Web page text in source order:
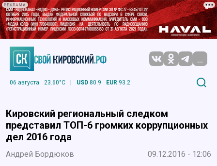
РЕКЛАМА
...
06 августа 23.60°C | USD 80.9 EUR 93.2
Кировский региональный следком
представил ТОП-6 громких коррупционных
дел 2016 года
Андрей Бордюков 09.12.2016 - 12:06